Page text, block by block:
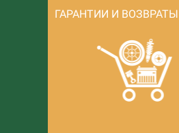
ГАРАНТИИ И ВОЗВРАТЫ